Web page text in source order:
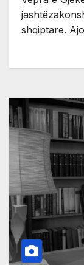
shqiptare.